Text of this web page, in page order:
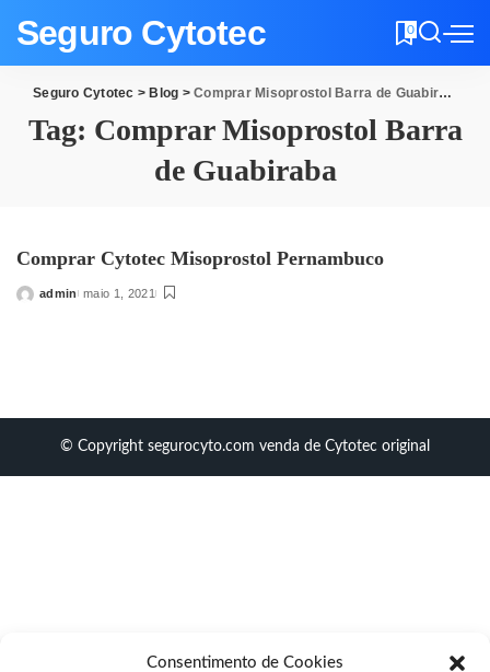
Consentimento de Cookies
Seguro Cytotec 0
Seguro Cytotec > Blog >Comprar Misoprostol Barra de Guabiraba
Tag: Comprar Misoprostol Barra
de Guabiraba
Comprar Cytotec Misoprostol Pernambuco
Posted
admin maio 1, 2021
© Copyright segurocyto.com venda de Cytotec original